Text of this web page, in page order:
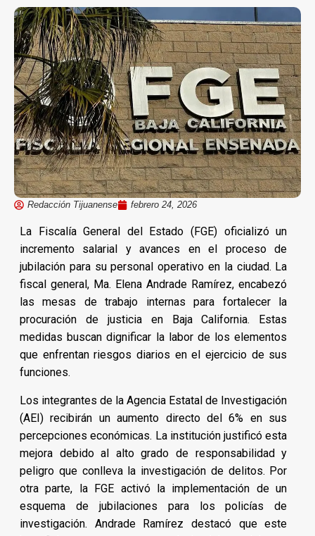
Redacción Tijuanense febrero 24, 2026
La Fiscalía General del Estado (FGE) oficializó un
incremento salarial y avances en el proceso de
jubilación para su personal operativo en la ciudad. La
fiscal general, Ma. Elena Andrade Ramírez, encabezó
las mesas de trabajo internas para fortalecer la
procuración de justicia en Baja California. Estas
medidas buscan dignificar la labor de los elementos
que enfrentan riesgos diarios en el ejercicio de sus
funciones.
Los integrantes de la Agencia Estatal de Investigación
(AEI) recibirán un aumento directo del 6% en sus
percepciones económicas. La institución justificó esta
mejora debido al alto grado de responsabilidad y
peligro que conlleva la investigación de delitos. Por
otra parte, la FGE activó la implementación de un
esquema de jubilaciones para los policías de
investigación. Andrade Ramírez destacó que este